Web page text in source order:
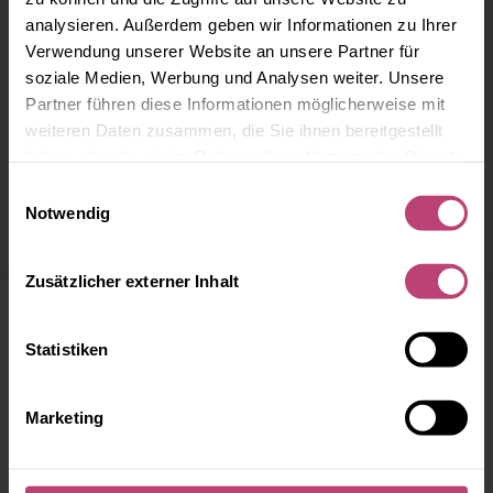
analysieren. Außerdem geben wir Informationen zu Ihrer
Verwendung unserer Website an unsere Partner für
soziale Medien, Werbung und Analysen weiter. Unsere
Partner führen diese Informationen möglicherweise mit
weiteren Daten zusammen, die Sie ihnen bereitgestellt
Notwendig
Zusätzlicher externer Inhalt
Statistiken
Marketing
Ärzte in Schwerin